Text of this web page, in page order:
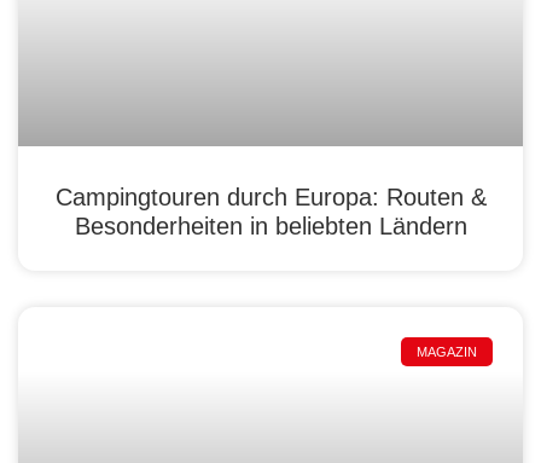
Campingtouren durch Europa: Routen &
Besonderheiten in beliebten Ländern
MAGAZIN